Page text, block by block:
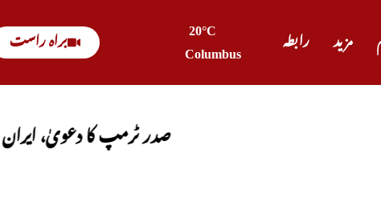
براہ راست
20°C
Columbus
رابطہ مزید
صدر ٹرمپ کا دعویٰ، ایران سے